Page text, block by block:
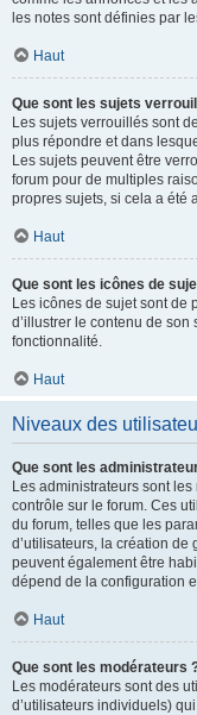
les notes sont définies par
Haut
Que sont les sujets
Les sujets verrouillés sont
plus répondre et dans
Les sujets peuvent être
forum pour de multiples
propres sujets, si cela a été
Haut
Que sont les icônes de
Les icônes de sujet sont de
d’illustrer le contenu de
fonctionnalité.
Haut
Niveaux des
Que sont les
Les administrateurs sont
contrôle sur le forum. Ces
du forum, telles que les
d’utilisateurs, la création de
peuvent également être
dépend de la configuration
Haut
Que sont les modérateurs
Les modérateurs sont des
d’utilisateurs individuels)